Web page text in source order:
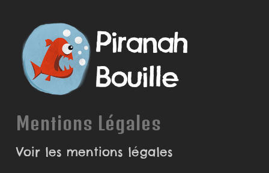
Mentions Légales
Voir les mentions légales